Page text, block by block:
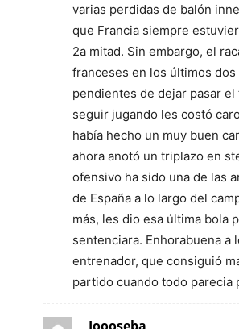
varias perdidas de balón
que Francia siempre
2a mitad. Sin embargo, el
franceses en los últimos dos
pendientes de dejar pasar
seguir jugando les costó
había hecho un muy buen
ahora anotó un triplazo en
ofensivo ha sido una de las
de España a lo largo del
más, les dio esa última bola
sentenciara. Enhorabuena a
entrenador, que consiguió
partido cuando todo parecia